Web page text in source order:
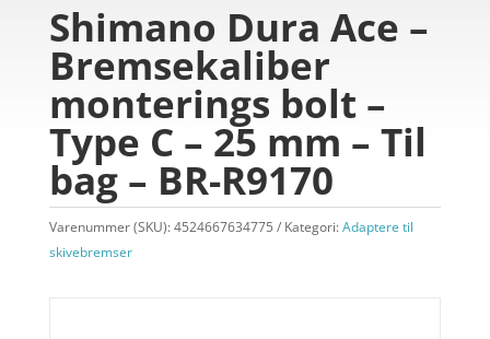
Shimano Dura Ace –
Bremsekaliber
monterings bolt –
Type C – 25 mm – Til
bag – BR-R9170
Varenummer (SKU):4524667634775 Kategori:Adaptere til
skivebremser